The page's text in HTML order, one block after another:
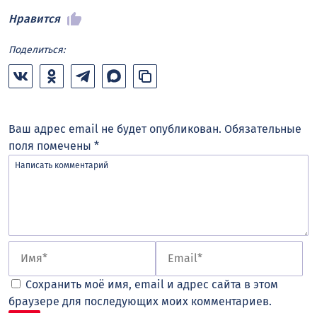
Нравится
Поделиться:
Ваш адрес email не будет опубликован. Обязательные
поля помечены *
Сохранить моё имя, email и адрес сайта в этом
браузере для последующих моих комментариев.